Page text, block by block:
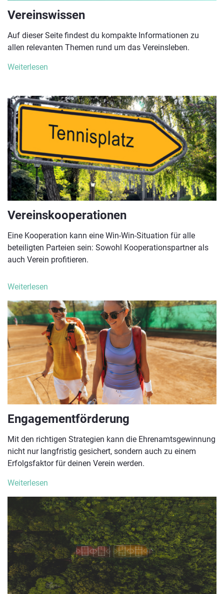
Vereinswissen
Auf dieser Seite findest du kompakte Informationen zu
allen relevanten Themen rund um das Vereinsleben.
Weiterlesen
Vereinskooperationen
Eine Kooperation kann eine Win-Win-Situation für alle
beteiligten Parteien sein: Sowohl Kooperationspartner als
auch Verein profitieren.
Weiterlesen
Engagementförderung
Mit den richtigen Strategien kann die Ehrenamtsgewinnung
nicht nur langfristig gesichert, sondern auch zu einem
Erfolgsfaktor für deinen Verein werden.
Weiterlesen